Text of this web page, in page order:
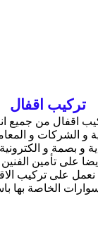
تركيب اقفال
اقفال من جميع
و الشركات و
و بصمة و
على تأمين
نعمل على تركيب
الخاصة بها